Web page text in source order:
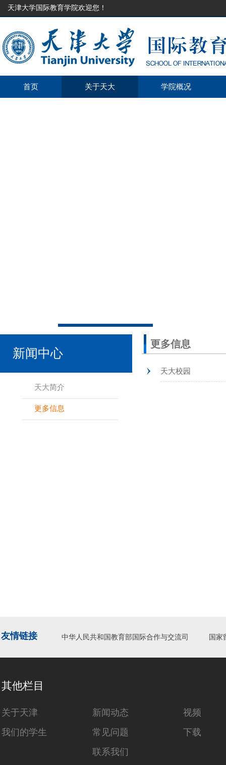
天津大学国际教育学院欢迎您！
首页 关于天大 学院概况
新闻中心
天大简介
更多信息
更多信息
天大校园
友情链接 中华人民共和国教育部国际合作与交流司 国家
其他栏目
关于天津
我们的学生
新闻动态
常见问题
联系我们
视频
下载